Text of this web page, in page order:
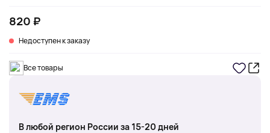
820 ₽
Недоступен к заказу
Все товары
В любой регион России за 15-20 дней